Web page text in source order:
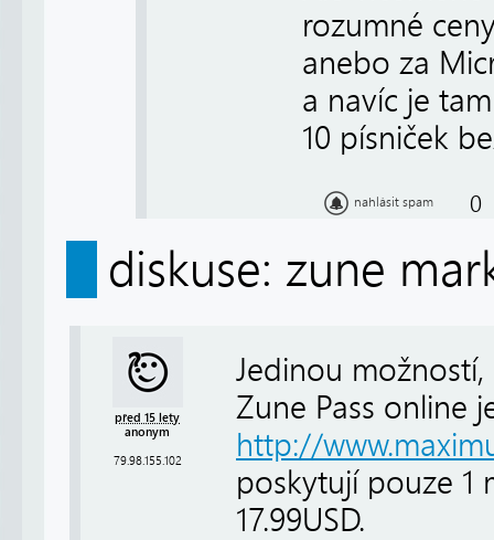
rozumné
anebo za
a navíc je
10 písniček
nahlásit spam 0
diskuse: zune
před 15 lety
anonym
79.98.155.102
Jedinou
Zune Pass online
http://
poskytují pouze 1
17.99USD.